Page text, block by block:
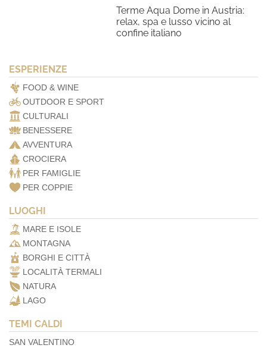
Terme Aqua Dome in Austria:
relax, spa e lusso vicino al
confine italiano
ESPERIENZE
FOOD & WINE
OUTDOOR E SPORT
CULTURALI
BENESSERE
AVVENTURA
CROCIERA
PER FAMIGLIE
PER COPPIE
LUOGHI
MARE E ISOLE
MONTAGNA
BORGHI E CITTÀ
LOCALITÀ TERMALI
NATURA
LAGO
TEMI CALDI
SAN VALENTINO